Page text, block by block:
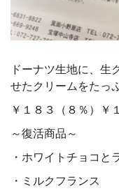
ドーナツ生地に、生
せたクリームをた
￥１８３（８％）￥
～復活商品～
・ホワイトチョコと
・ミルクフランス